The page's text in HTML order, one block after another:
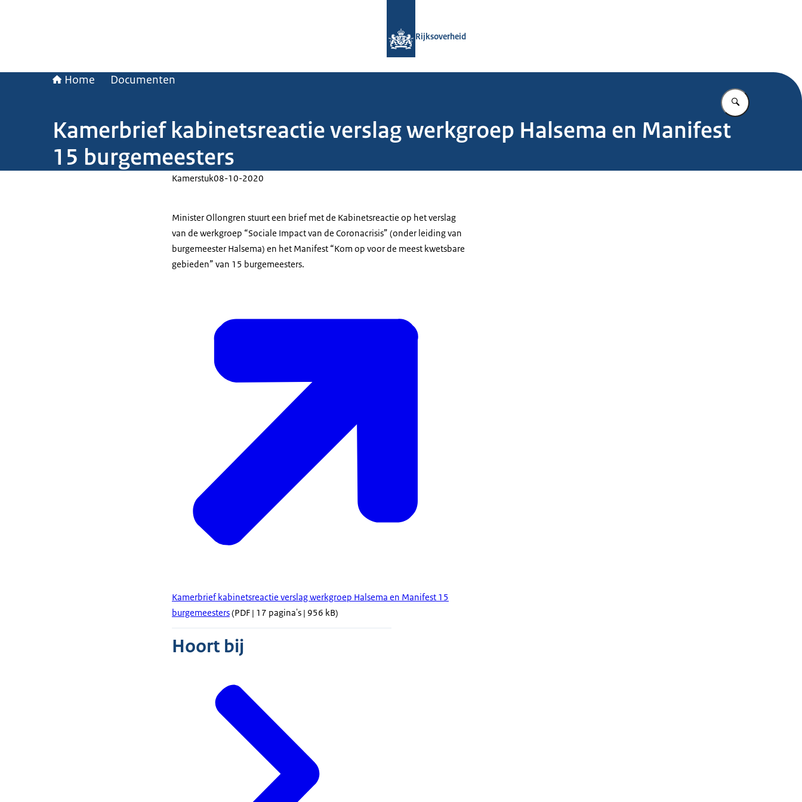
Rijksoverheid
Home Documenten
Vul in wat u
Kamerbrief kabinetsreactie verslag werkgroep Halsema en Manifest
15 burgemeesters
Kamerstuk08-10-2020
Minister Ollongren stuurt een brief met de Kabinetsreactie op het verslag
van de werkgroep “Sociale Impact van de Coronacrisis” (onder leiding van
burgemeester Halsema) en het Manifest “Kom op voor de meest kwetsbare
gebieden” van 15 burgemeesters.
Kamerbrief kabinetsreactie verslag werkgroep Halsema en Manifest 15
burgemeesters(PDF | 17 pagina's | 956 kB)
Hoort bij